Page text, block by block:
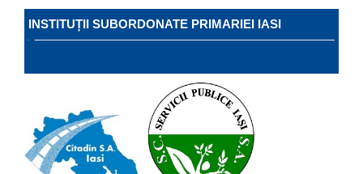
INSTITUȚII SUBORDONATE PRIMARIEI IASI